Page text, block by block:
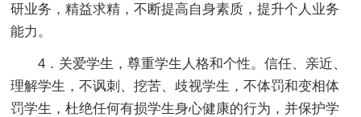
研业务，精益求精，不断提高自身素质，提升个人业务
能力。
4．关爱学生，尊重学生人格和个性。信任、亲近、
理解学生，不讽刺、挖苦、歧视学生，不体罚和变相体
罚学生，杜绝任何有损学生身心健康的行为，并保护学